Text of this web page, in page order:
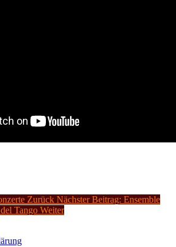
Zurück Nächster Beitrag: Ensemble
Tango Weiter